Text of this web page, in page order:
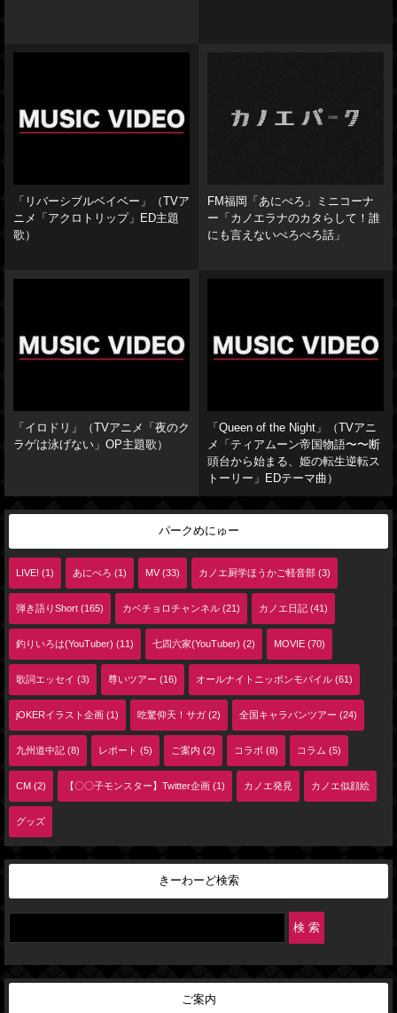
「リバーシブルベイベー」（TVア
ニメ「アクロトリップ」ED主題
歌）
FM福岡「あにぺろ」ミニコーナ
ー「カノエラナのカタらして！誰
にも言えないぺろぺろ話」
「イロドリ」（TVアニメ「夜のク
ラゲは泳げない」OP主題歌）
「Queen of the Night」（TVアニ
メ「ティアムーン帝国物語〜〜断
頭台から始まる、姫の転生逆転ス
トーリー」EDテーマ曲）
パークめにゅー
LIVE! (1) あにぺろ (1) MV (33) カノエ厨学ほうかご軽音部 (3)
弾き語りShort (165) カベチョロチャンネル (21) カノエ日記 (41)
釣りいろは(YouTuber) (11) 七四六家(YouTuber) (2) MOVIE (70)
歌詞エッセイ (3) 尊いツアー (16) オールナイトニッポンモバイル (61)
jOKERイラスト企画 (1) 吃驚仰天！サガ (2) 全国キャラバンツアー (24)
九州道中記 (8) レポート (5) ご案内 (2) コラボ (8) コラム (5)
CM (2) 【〇〇子モンスター】Twitter企画 (1) カノエ発見 カノエ似顔絵
グッズ
きーわーど検索
ご案内